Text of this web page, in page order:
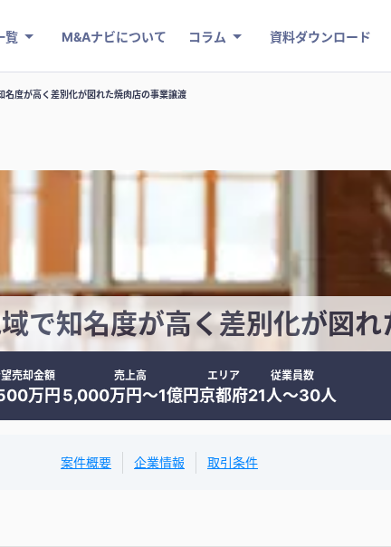
覧 M&Aナビについて コラム 資料ダウンロード
名度が高く差別化が図れた焼肉店の事業譲渡
で知名度が高く差別化が図
売却金額
万円
売上高
5,000万円〜1億円
エリア
京都府
従業員数
21人〜30人
案件概要 企業情報 取引条件